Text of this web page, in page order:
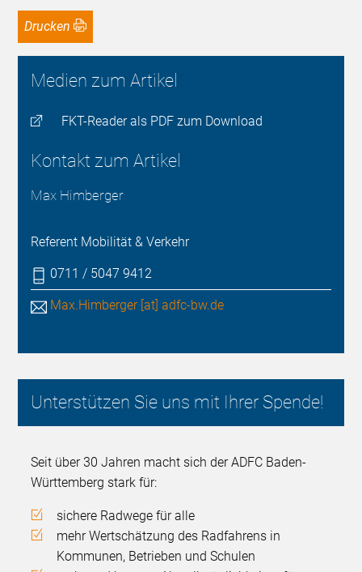
Drucken
Medien zum Artikel
FKT-Reader als PDF zum Download
Kontakt zum Artikel
Max Himberger
Referent Mobilität & Verkehr
0711 / 5047 9412
Max.Himberger [at] adfc-bw.de
Unterstützen Sie uns mit Ihrer Spende!
Seit über 30 Jahren macht sich der ADFC Baden-
Württemberg stark für:
sichere Radwege für alle
mehr Wertschätzung des Radfahrens in
Kommunen, Betrieben und Schulen